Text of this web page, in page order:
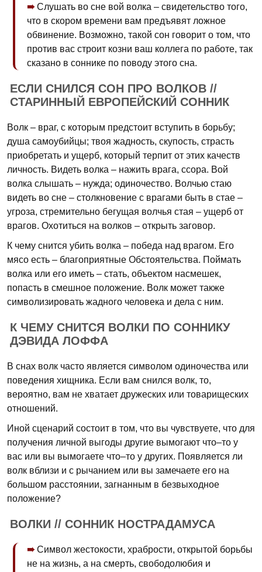
Слушать во сне вой волка – свидетельство того,
что в скором времени вам предъявят ложное
обвинение. Возможно, такой сон говорит о том, что
против вас строит козни ваш коллега по работе, так
сказано в соннике по поводу этого сна.
ЕСЛИ СНИЛСЯ СОН ПРО ВОЛКОВ //
СТАРИННЫЙ ЕВРОПЕЙСКИЙ СОННИК
Волк – враг, с которым предстоит вступить в борьбу;
душа самоубийцы; твоя жадность, скупость, страсть
приобретать и ущерб, который терпит от этих качеств
личность. Видеть волка – нажить врага, ссора. Вой
волка слышать – нужда; одиночество. Волчью стаю
видеть во сне – столкновение с врагами быть в стае –
угроза, стремительно бегущая волчья стая – ущерб от
врагов. Охотиться на волков – открыть заговор.
К чему снится убить волка – победа над врагом. Его
мясо есть – благоприятные Обстоятельства. Поймать
волка или его иметь – стать, объектом насмешек,
попасть в смешное положение. Волк может также
символизировать жадного человека и дела с ним.
К ЧЕМУ СНИТСЯ ВОЛКИ ПО СОННИКУ
ДЭВИДА ЛОФФА
В снах волк часто является символом одиночества или
поведения хищника. Если вам снился волк, то,
вероятно, вам не хватает дружеских или товарищеских
отношений.
Иной сценарий состоит в том, что вы чувствуете, что для
получения личной выгоды другие вымогают что–то у
вас или вы вымогаете что–то у других. Появляется ли
волк вблизи и с рычанием или вы замечаете его на
большом расстоянии, загнанным в безвыходное
положение?
ВОЛКИ // СОННИК НОСТРАДАМУСА
Символ жестокости, храбрости, открытой борьбы
не на жизнь, а на смерть, свободолюбия и